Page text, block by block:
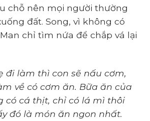
chỗ nên mọi người thường
đất. Song, vì không có
chỉ tìm nứa để chắp vá lại
đi làm thì con sẽ nấu cơm,
về có cơm ăn. Bữa ăn của
có cá thịt, chỉ có lá mì thôi
đó là món ăn ngon nhất.